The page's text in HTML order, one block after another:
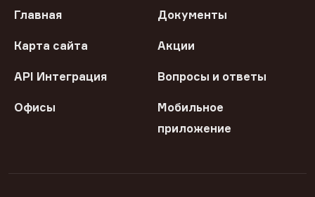
Главная Документы
Карта сайта Акции
API Интеграция Вопросы и ответы
Офисы
Мобильное
приложение